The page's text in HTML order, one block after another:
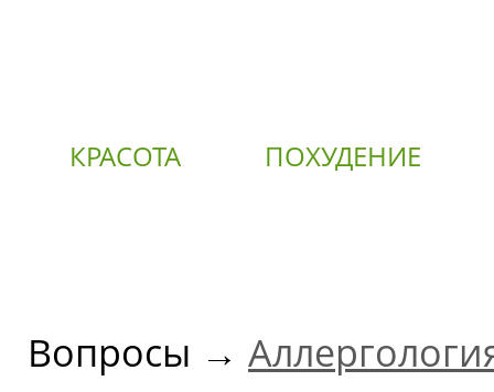
КРАСОТА ПОХУДЕНИЕ
Вопросы →